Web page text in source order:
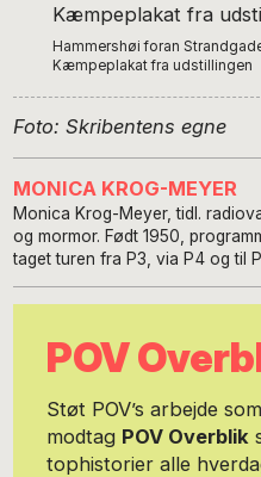
Hammershøi foran
Kæmpeplakat fra udstillingen
Foto: Skribentens egne
MONICA KROG-MEYER
Monica Krog-Meyer, tidl.
og mormor. Født 1950,
taget turen fra P3, via P4 og til P5. Jeg skrev i 2010 "Plus-
rundt i Danmark.
POV
Støt POV’s arbejde
modtag POV Overblik
tophistorier alle